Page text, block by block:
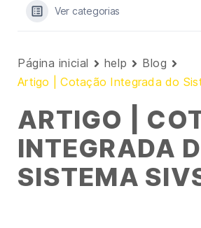
Ver categorias
Página inicial help
Blog
Artigo | Cotação Integrada do
ARTIGO |
INTEGRADA
SISTEMA